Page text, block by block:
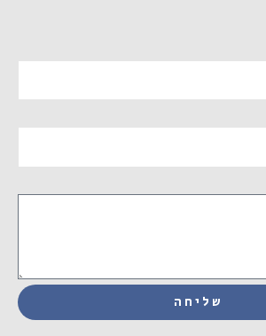
שליחה